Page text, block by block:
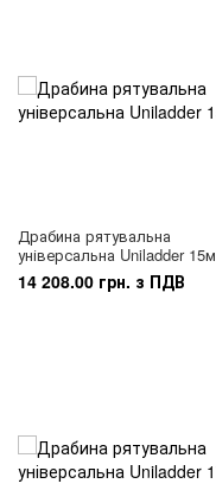
Драбина рятувальна
універсальна Uniladder 15м
14 208.00 грн. з ПДВ